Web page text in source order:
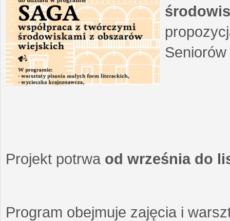
Projekt potrwa od września do
Program obejmuje zajęcia i